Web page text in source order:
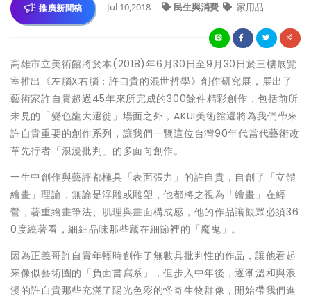
推廣新聞稿 Jul 10,2018 民生與消費 家用品
高雄市立美術館將於本(2018)年6月30日至9月30日於三樓展覽
室推出《左腦X右腦：許自貴的混世哲學》創作研究展，展出了
藝術家許自貴超過45年來所完成的300餘件精彩創作，包括前所
未見的「變色龍大遷徙」場面之外，AKUI美術館還將為我們帶來
許自貴重要的創作系列，讓我們一覽這位台灣90年代當代藝術改
革先行者「浪漫批判」的多面向創作。
一生中創作與藝評都極具「表面張力」的許自貴，自創了「立體
繪畫」理論，無論是浮雕或雕塑，他都將之視為「繪畫」在經
營，著重繪畫筆法、肌理與畫面構成感，他的作品讓觀眾必須36
0度繞著看，細細品味那些藏在細節裡的「魔鬼」。
因為正義哥許自貴年輕時創作了無數具批判性的作品，讓他看起
來像似藝術圈的「負面書寫系」，但步入中年後，逐漸溫和與浪
漫的許自貴那些充滿了陽光色彩的怪奇生物群像，開始帶我們進